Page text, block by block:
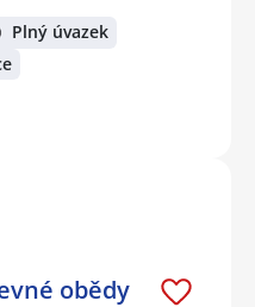
Plný úvazek
obědy